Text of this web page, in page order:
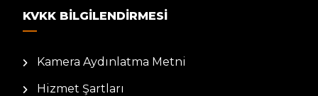
KVKK BILGILENDIRMESI
Kamera Aydınlatma Metni
Hizmet Şartları